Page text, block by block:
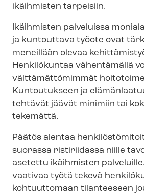
ikäihmisten tarpeisiin.
Ikäihmisten palveluissa
ja kuntouttava työote ovat
meneillään olevaa
Henkilökuntaa vähentämällä
välttämättömimmät
Kuntoutukseen ja
tehtävät jäävät minimiin tai
tekemättä.
Päätös alentaa
suorassa ristiriidassa niille
asetettu ikäihmisten
vaativaa työtä tekevä
kohtuuttomaan tilanteeseen